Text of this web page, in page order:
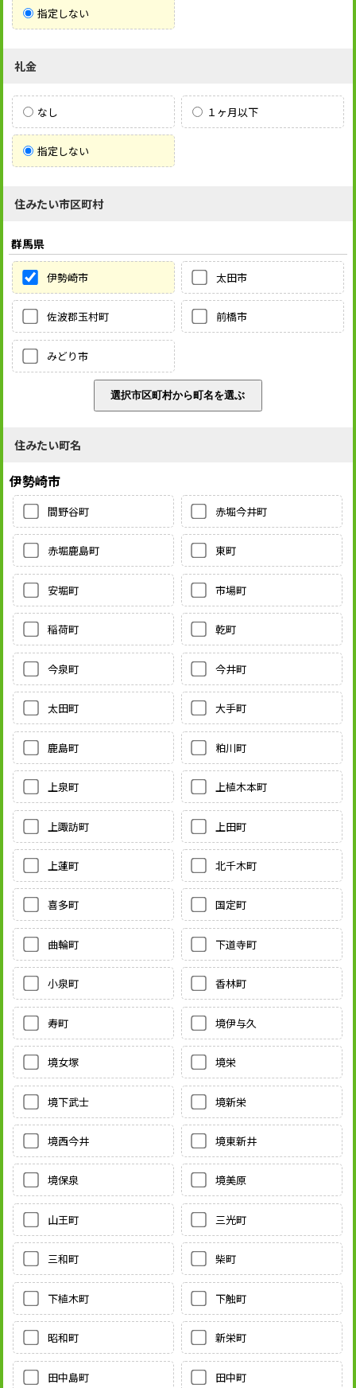
指定しない
礼金
なし １ヶ月以下
指定しない
住みたい市区町村
群馬県
伊勢崎市 太田市
佐波郡玉村町 前橋市
みどり市
住みたい町名
伊勢崎市
間野谷町 赤堀今井町
赤堀鹿島町 東町
安堀町 市場町
稲荷町 乾町
今泉町 今井町
太田町 大手町
鹿島町 粕川町
上泉町 上植木本町
上諏訪町 上田町
上蓮町 北千木町
喜多町 国定町
曲輪町 下道寺町
小泉町 香林町
寿町 境伊与久
境女塚 境栄
境下武士 境新栄
境西今井 境東新井
境保泉 境美原
山王町 三光町
三和町 柴町
下植木町 下触町
昭和町 新栄町
田中島町 田中町